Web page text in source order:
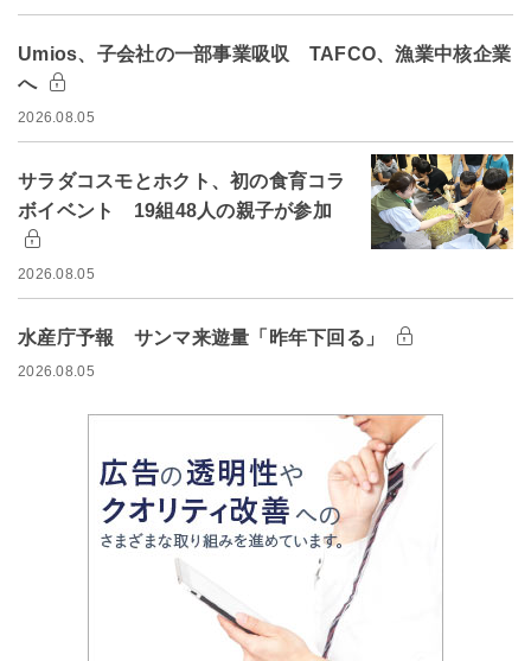
Umios、子会社の一部事業吸収 TAFCO、漁業中核企業
へ
2026.08.05
サラダコスモとホクト、初の食育コラ
ボイベント 19組48人の親子が参加
2026.08.05
水産庁予報 サンマ来遊量「昨年下回る」
2026.08.05